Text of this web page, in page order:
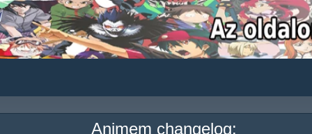
Animem changelog: